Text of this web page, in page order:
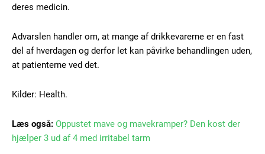
Etiam est nibh, lobortis sit
Ut mollis pellentesque tortor
Donec quis est ac felis
Orci varius natoque dolor
deres medicin.
Advarslen handler om, at mange af drikkevarerne er en fast
del af hverdagen og derfor let kan påvirke behandlingen uden,
at patienterne ved det.
Kilder: Health.
Læs også: Oppustet mave og mavekramper? Den kost der
hjælper 3 ud af 4 med irritabel tarm